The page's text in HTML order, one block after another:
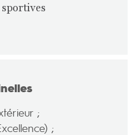
;
;